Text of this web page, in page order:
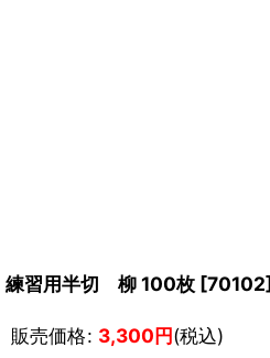
練習用半切 柳 100枚 [70102]
販売価格: 3,300円(税込)